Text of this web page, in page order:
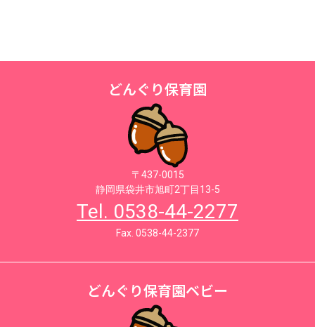
どんぐり保育園
〒437-0015
静岡県袋井市旭町2丁目13-5
Tel. 0538-44-2277
Fax. 0538-44-2377
どんぐり保育園ベビー